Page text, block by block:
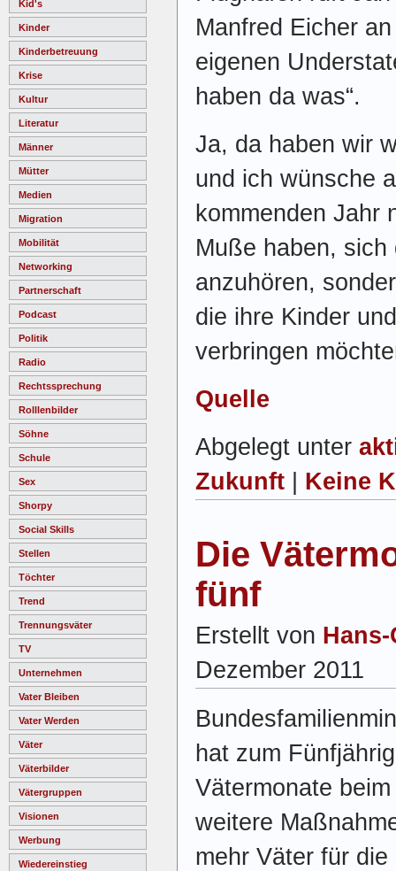
Kid's
Kinder
Kinderbetreuung
Krise
Kultur
Literatur
Männer
Mütter
Medien
Migration
Mobilität
Networking
Partnerschaft
Podcast
Politik
Radio
Rechtssprechung
Rolllenbilder
Söhne
Schule
Sex
Shorpy
Social Skills
Stellen
Töchter
Trend
Trennungsväter
TV
Unternehmen
Vater Bleiben
Vater Werden
Väter
Väterbilder
Vätergruppen
Visionen
Werbung
Wiedereinstieg
Manfred Eicher
eigenen
haben da was“.
Ja, da haben wir
und ich wünsche
kommenden Jahr
Muße haben, sich
anzuhören,
die ihre Kinder
verbringen
Quelle
Abgelegt unter
Zukunft
Keine
Die
fünf
Erstellt von
Dezember 2011
hat zum
Vätermonate
weitere
mehr Väter für